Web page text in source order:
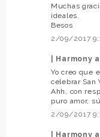
Muchas
ideales.
Besos
2/09/2017
| Harmony
Yo creo que
celebrar San
Ahh, con
puro amor,
2/09/2017
| Harmony